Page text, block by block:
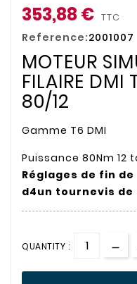
353,88 € TTC
Reference:2001007
MOTEUR
FILAIRE DMI
80/12
Gamme T6 DMI
Puissance 80Nm 12
Réglages de fin
d4un tournevis de
QUANTITY :